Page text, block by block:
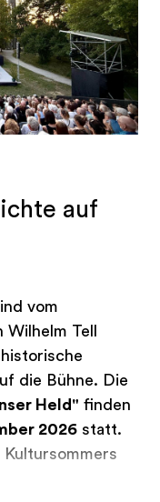
und wird ohne
auf
vom
Tell
die Bühne. Die
Held" finden
2026 statt.